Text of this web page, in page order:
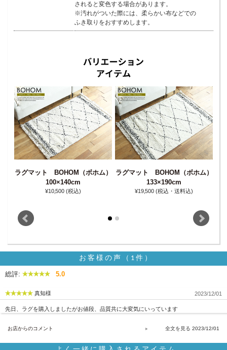
されると変色する場合があります。
※汚れがついた際には、柔らかい布などでの
ふき取りをおすすめします。
ラグマット BOHOM（ボホム）
100×140cm
¥10‚500 (税込)
ラグマット BOHOM（ボホム）
133×190cm
¥19‚500 (税込・送料込)
お客様の声（1件）
総評: 5.0
真知様 2023/12/01
先日、ラグを購入しましたがお値段、品質共に大変気にいっています
お店からのコメント 2023/12/01